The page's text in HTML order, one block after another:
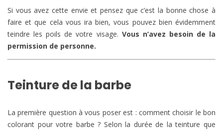
Si vous avez cette envie et pensez que c’est la bonne chose à
faire et que cela vous ira bien, vous pouvez bien évidemment
teindre les poils de votre visage. Vous n’avez besoin de la
permission de personne.
Teinture de la barbe
La première question à vous poser est : comment choisir le bon
colorant pour votre barbe ? Selon la durée de la teinture que